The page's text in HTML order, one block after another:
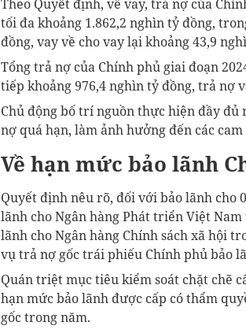
Theo Quyết định, về vay, trả nợ của
tối đa khoảng 1.862,2 nghìn tỷ đồng,
đồng, vay về cho vay lại khoảng 43,9
Tổng trả nợ của Chính phủ giai đoạn
tiếp khoảng 976,4 nghìn tỷ đồng, trả nợ
Chủ động bố trí nguồn thực hiện đầy
nợ quá hạn, làm ảnh hưởng đến các
Về hạn mức bảo lãnh
Quyết định nêu rõ, đối với bảo lãnh cho
lãnh cho Ngân hàng Phát triển Việt
lãnh cho Ngân hàng Chính sách xã hội
vụ trả nợ gốc trái phiếu Chính phủ bảo
Quán triệt mục tiêu kiểm soát chặt chẽ
hạn mức bảo lãnh được cấp có thẩm
gốc trong năm.